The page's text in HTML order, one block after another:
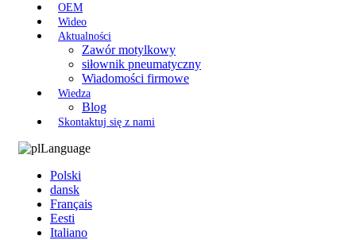
OEM
Wideo
Aktualności
Zawór motylkowy
siłownik pneumatyczny
Wiadomości firmowe
Wiedza
Blog
Skontaktuj się z nami
Language
Polski
dansk
Français
Eesti
Italiano